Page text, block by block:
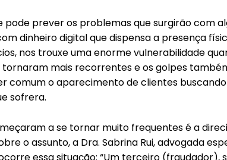
━
pode prever os problemas que surgirão com
dinheiro digital que dispensa a presença
nos trouxe uma enorme vulnerabilidade
tornaram mais recorrentes e os golpes
comum o aparecimento de clientes
sofrera.
a se tornar muito frequentes é a
o assunto, a Dra. Sabrina Rui, advogada
essa situação: “Um terceiro (fraudador),